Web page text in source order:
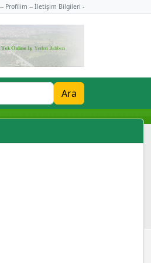
- Profilim -- İletişim Bilgileri -
Ara